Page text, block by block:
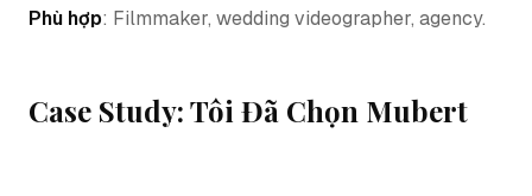
Phù hợp: Filmmaker, wedding videographer, agency.
Case Study: Tôi Đã Chọn Mubert